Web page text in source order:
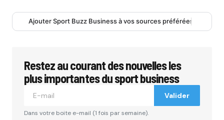
Ajouter Sport Buzz Business à vos sources préférées
Restez au courant des nouvelles les
plus importantes du sport business
Valider
Dans votre boite e-mail (1 fois par semaine).